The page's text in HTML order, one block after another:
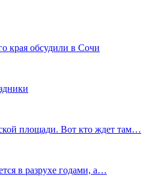
края обсудили в Сочи
площади. Вот кто ждет там…
в разрухе годами, а…